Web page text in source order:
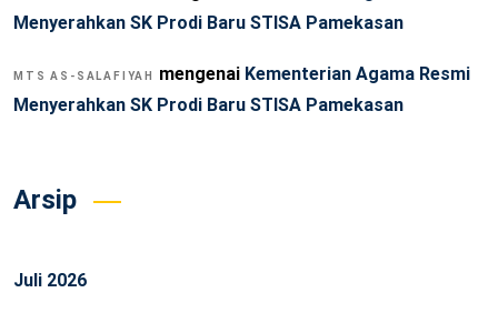
Menyerahkan SK Prodi Baru STISA Pamekasan
MTS AS-SALAFIYAH mengenai Kementerian Agama Resmi
Menyerahkan SK Prodi Baru STISA Pamekasan
Arsip
Juli 2026